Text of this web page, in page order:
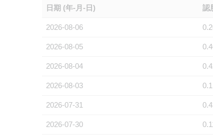
日期 (年-月-日) 認
2026-08-06
2026-08-05
2026-08-04
2026-08-03 0.1
2026-07-31
2026-07-30